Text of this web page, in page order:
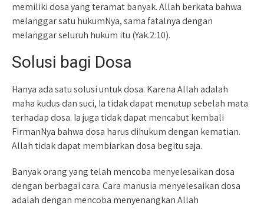
memiliki dosa yang teramat banyak. Allah berkata bahwa
melanggar satu hukumNya, sama fatalnya dengan
melanggar seluruh hukum itu (Yak.2:10).
Solusi bagi Dosa
Hanya ada satu solusi untuk dosa. Karena Allah adalah
maha kudus dan suci, Ia tidak dapat menutup sebelah mata
terhadap dosa. Ia juga tidak dapat mencabut kembali
FirmanNya bahwa dosa harus dihukum dengan kematian.
Allah tidak dapat membiarkan dosa begitu saja.
Banyak orang yang telah mencoba menyelesaikan dosa
dengan berbagai cara. Cara manusia menyelesaikan dosa
adalah dengan mencoba menyenangkan Allah